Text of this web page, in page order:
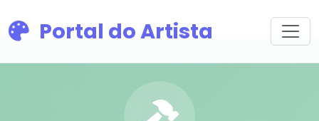
Portal do Artista